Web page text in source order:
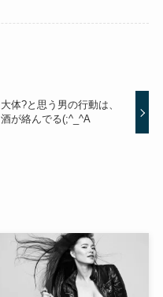
大体?と思う男の行動は、
酒が絡んでる(;^_^A